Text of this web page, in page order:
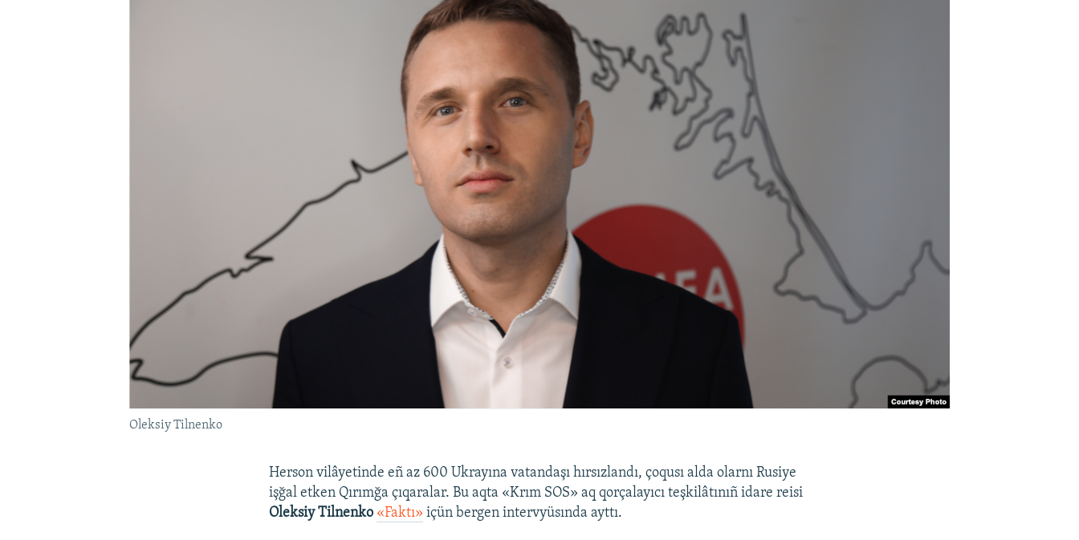
Oleksiy Tilnenko
Herson vilâyetinde eñ az 600 Ukrayına vatandaşı hırsızlandı, çoqusı alda olarnı Rusiye
işğal etken Qırımğa çıqaralar. Bu aqta «Krım SOS» aq qorçalayıcı teşkilâtınıñ idare reisi
Oleksiy Tilnenko «Faktı» içün bergen intervyüsında ayttı.